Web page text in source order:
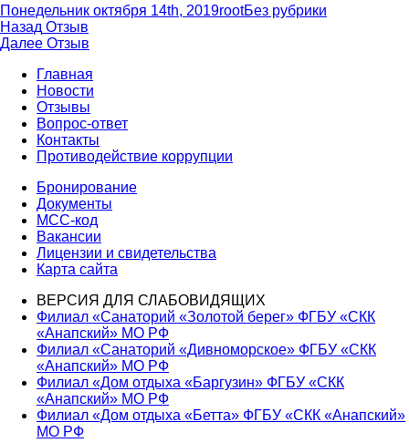
Опубликовано
Понедельник октября 14th, 2019Автор
rootРубрики
Без рубрики
Навигация
по
записям
Назад Предыдущая
запись:
Отзыв
Далее Следующая
Отзыв
Главная
Новости
Отзывы
Вопрос-ответ
Контакты
Противодействие коррупции
Бронирование
Документы
МСС-код
Вакансии
Лицензии и свидетельства
Карта сайта
ВЕРСИЯ ДЛЯ СЛАБОВИДЯЩИХ
Филиал «Санаторий «Золотой берег» ФГБУ «СКК
«Анапский» МО РФ
Филиал «Санаторий «Дивноморское» ФГБУ «СКК
«Анапский» МО РФ
Филиал «Дом отдыха «Баргузин» ФГБУ «СКК
«Анапский» МО РФ
Филиал «Дом отдыха «Бетта» ФГБУ «СКК «Анапский»
МО РФ